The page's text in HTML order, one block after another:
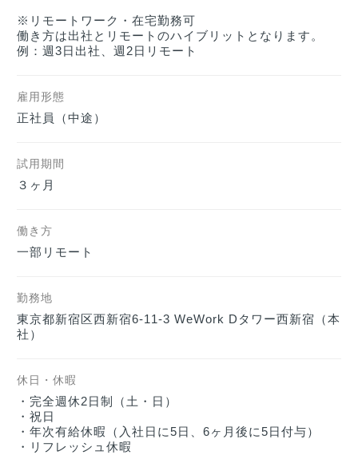
※リモートワーク・在宅勤務可
働き方は出社とリモートのハイブリットとなります。
例：週3日出社、週2日リモート
雇用形態
正社員（中途）
試用期間
３ヶ月
働き方
一部リモート
勤務地
東京都新宿区西新宿6-11-3 WeWork Dタワー西新宿（本
社）
休日・休暇
・完全週休2日制（土・日）
・祝日
・年次有給休暇（入社日に5日、6ヶ月後に5日付与）
・リフレッシュ休暇